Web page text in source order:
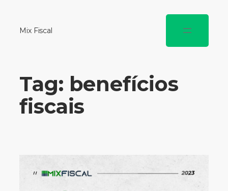
Mix Fiscal
Tag: benefícios
fiscais